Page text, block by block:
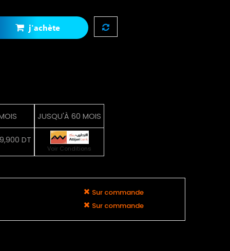
j'achète
DT
JUSQU'À 60 MOIS
Voir Conditions
Sur commande
Sur commande